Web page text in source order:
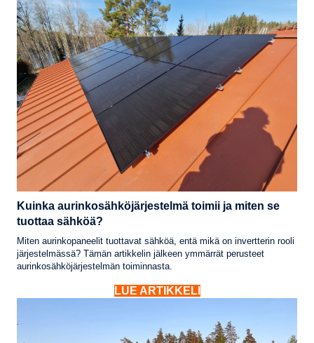
Kuinka aurinkosähköjärjestelmä toimii ja miten se
tuottaa sähköä?
Miten aurinkopaneelit tuottavat sähköä, entä mikä on invertterin rooli
järjestelmässä? Tämän artikkelin jälkeen ymmärrät perusteet
aurinkosähköjärjestelmän toiminnasta.
LUE ARTIKKELI